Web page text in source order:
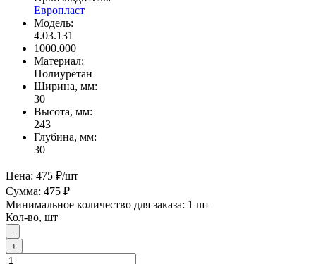
Европласт
Модель:
4.03.131
1000.000
Материал:
Полиуретан
Ширина, мм:
30
Высота, мм:
243
Глубина, мм:
30
Цена: 475 ₽/шт
Сумма: 475 ₽
Минимальное количество для заказа: 1 шт
Кол-во, шт
-
+